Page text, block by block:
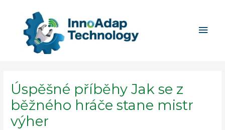
contenido
Úspěšné příběhy Jak se z
běžného hráče stane mistr
výher